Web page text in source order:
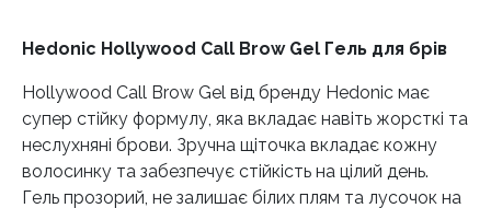
Hedonic Hollywood Call Brow Gel Гель для брів
Hollywood Call Brow Gel від бренду Hedonic має
супер стійку формулу, яка вкладає навіть жорсткі та
неслухняні брови. Зручна щіточка вкладає кожну
волосинку та забезпечує стійкість на цілий день.
Гель прозорий, не залишає білих плям та лусочок на